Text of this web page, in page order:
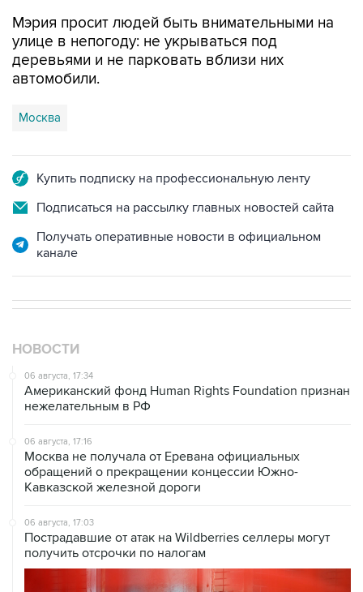
Мэрия просит людей быть внимательными на
улице в непогоду: не укрываться под
деревьями и не парковать вблизи них
автомобили.
Москва
Купить подписку на профессиональную ленту
Подписаться на рассылку главных новостей сайта
Получать оперативные новости в официальном
канале
НОВОСТИ
06 августа, 17:34
Американский фонд Human Rights Foundation признан
нежелательным в РФ
06 августа, 17:16
Москва не получала от Еревана официальных
обращений о прекращении концессии Южно-
Кавказской железной дороги
06 августа, 17:03
Пострадавшие от атак на Wildberries селлеры могут
получить отсрочки по налогам